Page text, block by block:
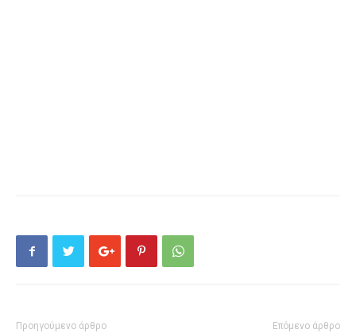
Προηγούμενο άρθρο Επόμενο άρθρο